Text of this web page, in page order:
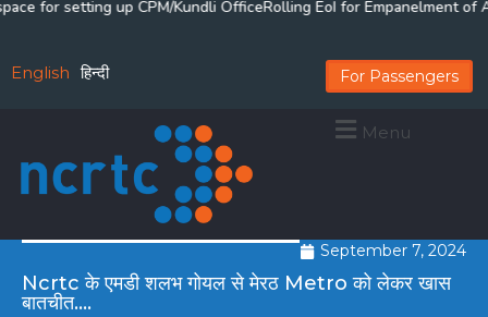
for setting up CPM/Kundli OfficeRolling EoI for Empanelment of
English हिन्दी For Passengers
Menu
September 7, 2024
Ncrtc के एमडी शलभ गोयल से मेरठ Metro को लेकर खास
बातचीत….